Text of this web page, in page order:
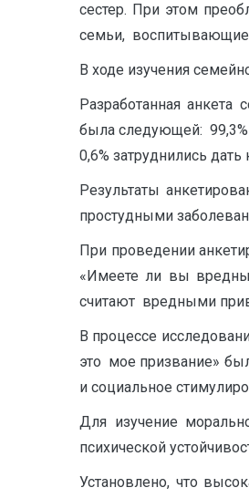
сестер. При этом
семьи, воспитывающие
В ходе изучения
Разработанная
была следующей: 99,3%
0,6% затруднились
Результаты
простудными
При проведении
«Имеете ли вы
считают вредными
В процессе
это мое призвание»
и социальное
Для изучение
психической
Установлено, что